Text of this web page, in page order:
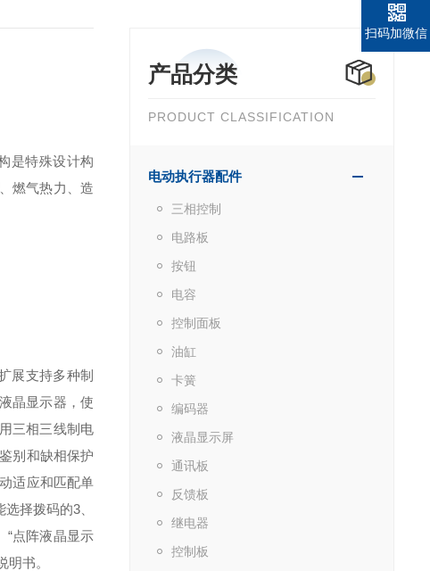
产品分类
PRODUCT CLASSIFICATION
电动执行器配件
三相控制
电路板
按钮
电容
控制面板
油缸
卡簧
编码器
液晶显示屏
通讯板
反馈板
继电器
控制板
是特殊设计构
燃气热力、造
展支持多种制
晶显示器，使
三相三线制电
别和缺相保护
适应和匹配单
选择拨码的3、
“点阵液晶显示
书。
扫码加微信